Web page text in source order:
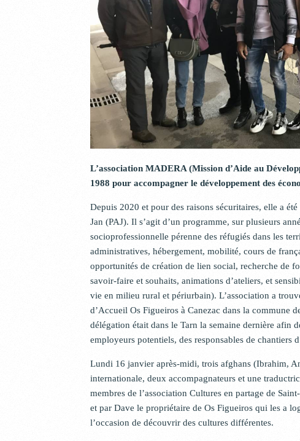
L’association MADERA (Mission d’Aide au
1988 pour accompagner le développement des
Depuis 2020 et pour des raisons sécuritaires, elle a
Jan (PAJ). Il s’agit d’un programme, sur plusieurs
socioprofessionnelle pérenne des réfugiés dans les
administratives, hébergement, mobilité, cours de
opportunités de création de lien social, recherche de
savoir-faire et souhaits, animations d’ateliers, et
vie en milieu rural et périurbain). L’association a
d’Accueil Os Figueiros à Canezac dans la commune
délégation était dans le Tarn la semaine dernière afin
employeurs potentiels, des responsables de chantiers
Lundi 16 janvier après-midi, trois afghans (Ibrahim,
internationale, deux accompagnateurs et une
membres de l’association Cultures en partage de
et par Dave le propriétaire de Os Figueiros qui les a
l’occasion de découvrir des cultures différentes.